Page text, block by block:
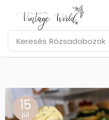
Keresés Rózsadobozok
15
júl